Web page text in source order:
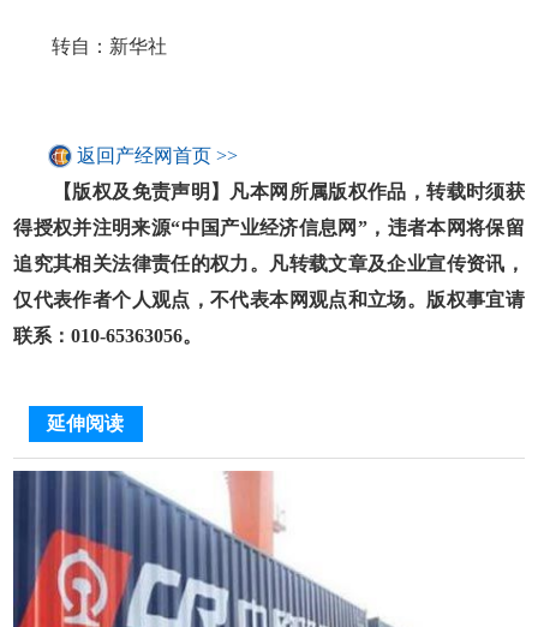
转自：新华社
返回产经网首页 >>
【版权及免责声明】凡本网所属版权作品，转载时须获
得授权并注明来源“中国产业经济信息网”，违者本网将保留
追究其相关法律责任的权力。凡转载文章及企业宣传资讯，
仅代表作者个人观点，不代表本网观点和立场。版权事宜请
联系：010-65363056。
延伸阅读